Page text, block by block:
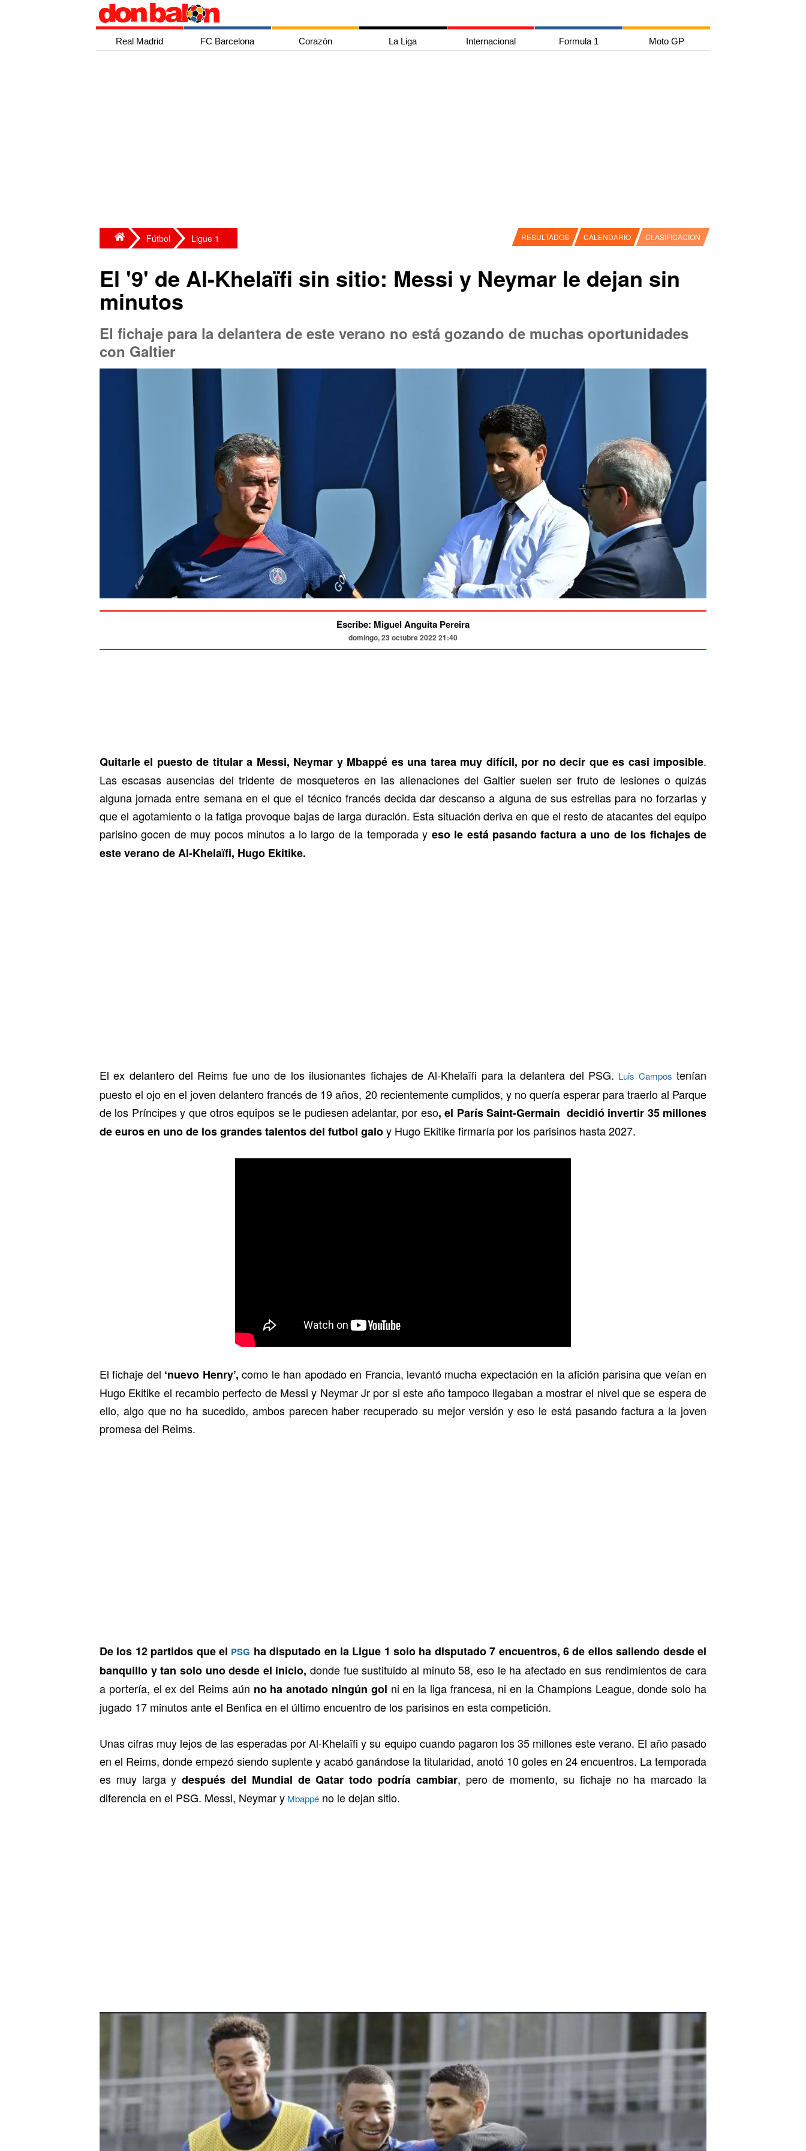
Real Madrid FC Barcelona Corazón La Liga Internacional Formula 1 Moto GP
Fútbol Ligue 1 RESULTADOS CALENDARIO CLASIFICACION
El '9' de Al-Khelaïfi sin sitio: Messi y Neymar le dejan sin
minutos
El fichaje para la delantera de este verano no está gozando de muchas oportunidades
con Galtier
Escribe: Miguel Anguita Pereira
domingo, 23 octubre 2022 21:40
Quitarle el puesto de titular a Messi, Neymar y Mbappé es una tarea muy difícil, por no decir que es casi imposible.
Las escasas ausencias del tridente de mosqueteros en las alienaciones del Galtier suelen ser fruto de lesiones o quizás
alguna jornada entre semana en el que el técnico francés decida dar descanso a alguna de sus estrellas para no forzarlas y
que el agotamiento o la fatiga provoque bajas de larga duración. Esta situación deriva en que el resto de atacantes del equipo
parisino gocen de muy pocos minutos a lo largo de la temporada y eso le está pasando factura a uno de los fichajes de
este verano de Al-Khelaïfi, Hugo Ekitike.
El ex delantero del Reims fue uno de los ilusionantes fichajes de Al-Khelaïfi para la delantera del PSG. Luis Campos tenían
puesto el ojo en el joven delantero francés de 19 años, 20 recientemente cumplidos, y no quería esperar para traerlo al Parque
de los Príncipes y que otros equipos se le pudiesen adelantar, por eso, el París Saint-Germain decidió invertir 35 millones
de euros en uno de los grandes talentos del futbol galoy Hugo Ekitike firmaría por los parisinos hasta 2027.
El fichaje del ‘nuevo Henry’, como le han apodado en Francia, levantó mucha expectación en la afición parisina que veían en
Hugo Ekitike el recambio perfecto de Messi y Neymar Jr por si este año tampoco llegaban a mostrar el nivel que se espera de
ello, algo que no ha sucedido, ambos parecen haber recuperado su mejor versión y eso le está pasando factura a la joven
promesa del Reims.
De los 12 partidos que el PSG ha disputado en la Ligue 1 solo ha disputado 7 encuentros, 6 de ellos saliendo desde el
banquillo y tan solo uno desde el inicio, donde fue sustituido al minuto 58, eso le ha afectado en sus rendimientos de cara
a portería, el ex del Reims aún no ha anotado ningún gol ni en la liga francesa, ni en la Champions League, donde solo ha
jugado 17 minutos ante el Benfica en el último encuentro de los parisinos en esta competición.
Unas cifras muy lejos de las esperadas por Al-Khelaïfi y su equipo cuando pagaron los 35 millones este verano. El año pasado
en el Reims, donde empezó siendo suplente y acabó ganándose la titularidad, anotó 10 goles en 24 encuentros. La temporada
es muy larga ydespués del Mundial de Qatar todo podría cambiar, pero de momento, su fichaje no ha marcado la
diferencia en el PSG. Messi, Neymar y Mbappé no le dejan sitio.